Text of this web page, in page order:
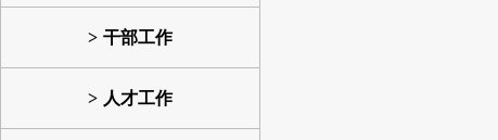
干部工作
人才工作